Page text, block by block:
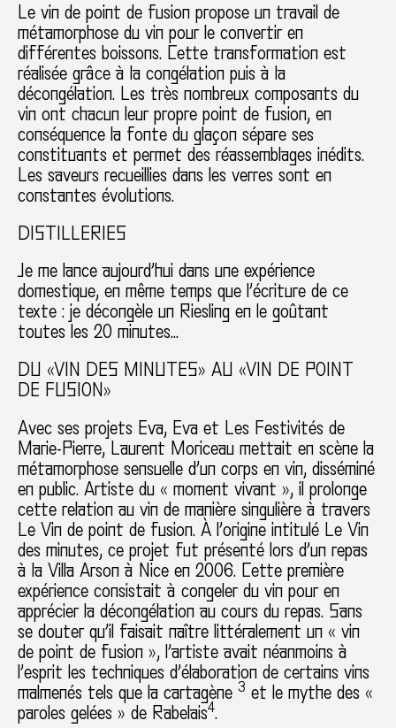
Le vin de point de fusion propose un travail de
métamorphose du vin pour le convertir en
différentes boissons. Cette transformation est
réalisée grâce à la congélation puis à la
décongélation. Les très nombreux composants du
vin ont chacun leur propre point de fusion, en
conséquence la fonte du glaçon sépare ses
constituants et permet des réassemblages inédits.
Les saveurs recueillies dans les verres sont en
constantes évolutions.
DISTILLERIES
Je me lance aujourd’hui dans une expérience
domestique, en même temps que l’écriture de ce
texte : je décongèle un Riesling en le goûtant
toutes les 20 minutes…
DU «VIN DES MINUTES» AU «VIN DE POINT
DE FUSION»
Avec ses projets Eva, Eva et Les Festivités de
Marie-Pierre, Laurent Moriceau mettait en scène la
métamorphose sensuelle d’un corps en vin, disséminé
en public. Artiste du « moment vivant », il prolonge
cette relation au vin de manière singulière à travers
Le Vin de point de fusion. À l’origine intitulé Le Vin
des minutes, ce projet fut présenté lors d’un repas
à la Villa Arson à Nice en 2006. Cette première
expérience consistait à congeler du vin pour en
apprécier la décongélation au cours du repas. Sans
se douter qu’il faisait naître littéralement un « vin
de point de fusion », l’artiste avait néanmoins à
l’esprit les techniques d’élaboration de certains vins
malmenés tels que la cartagène 3 et le mythe des «
paroles gelées » de Rabelais4.